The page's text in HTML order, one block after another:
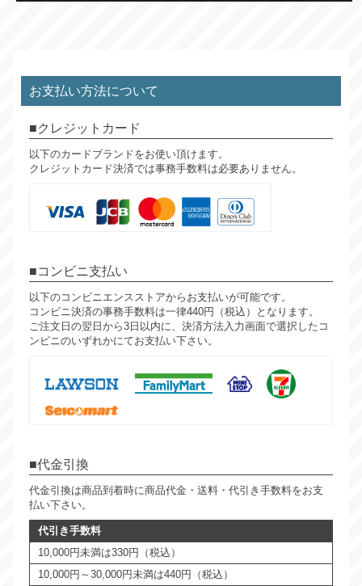
お支払い方法について
クレジットカード
以下のカードブランドをお使い頂けます。
クレジットカード決済では事務手数料は必要ありません。
コンビニ支払い
以下のコンビニエンスストアからお支払いが可能です。
コンビニ決済の事務手数料は一律440円（税込）となります。
ご注文日の翌日から3日以内に、決済方法入力画面で選択したコ
ンビニのいずれかにてお支払い下さい。
代金引換
代金引換は商品到着時に商品代金・送料・代引き手数料をお支
払い下さい。
代引き手数料
10,000円未満は330円（税込）
10,000円～30,000円未満は440円（税込）